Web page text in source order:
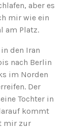
aber es
mir wie ein
am Platz.
den Iran
nach Berlin
im Norden
Der
Tochter in
kommt
mir zur